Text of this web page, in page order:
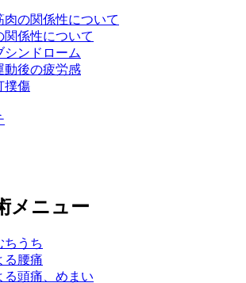
肉の関係性について
関係性について
シンドローム
動後の疲労感
撲傷
メニュー
うち
る腰痛
る頭痛、めまい